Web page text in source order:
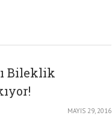
Bileklik
MAYIS 29, 2016